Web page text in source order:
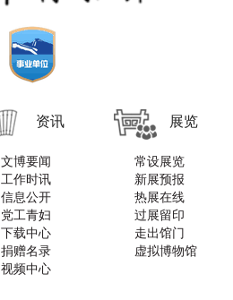
资讯
文博要闻
工作时讯
信息公开
党工青妇
下载中心
捐赠名录
视频中心
展览
常设展览
新展预报
热展在线
过展留印
走出馆门
虚拟博物馆